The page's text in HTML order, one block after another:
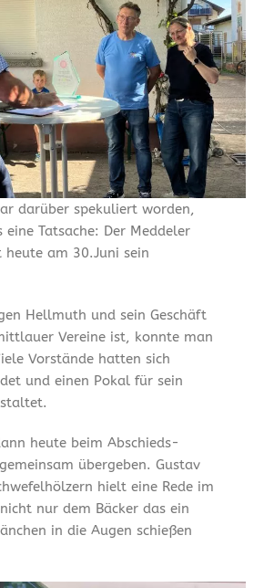
darüber spekuliert worden,
eine Tatsache: Der Meddeler
heute am 30.Juni sein
Hellmuth und sein Geschäft
Vereine ist, konnte man
Vorstände hatten sich
und einen Pokal für sein
heute beim Abschieds-
übergeben. Gustav
hielt eine Rede im
nur dem Bäcker das ein
in die Augen schießen